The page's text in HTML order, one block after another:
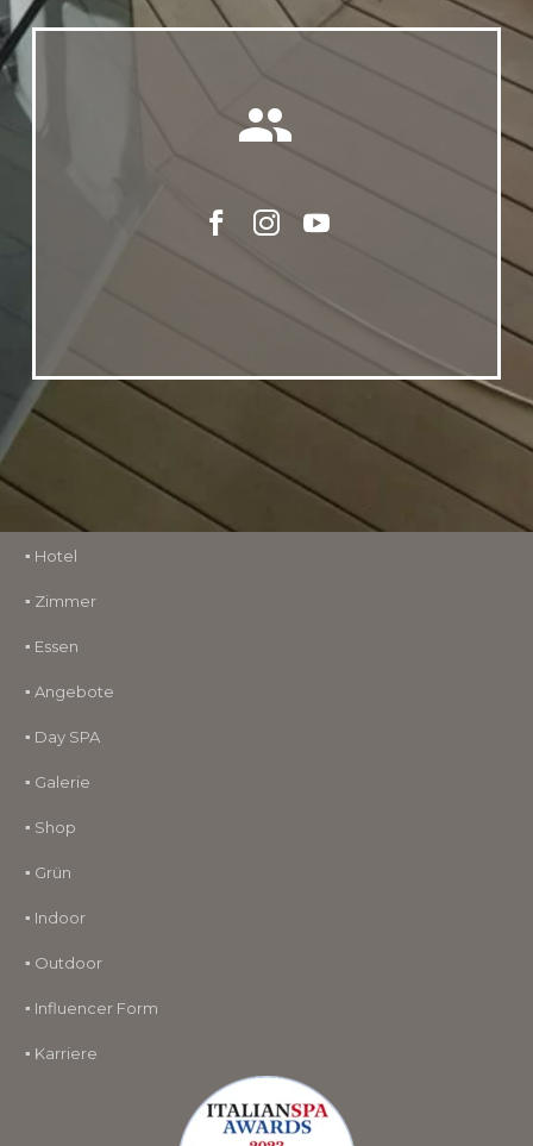


▪ Hotel
▪ Zimmer
▪ Essen
▪ Angebote
▪ Day SPA
▪ Galerie
▪ Shop
▪ Grün
▪ Indoor
▪ Outdoor
▪ Influencer Form
▪ Karriere